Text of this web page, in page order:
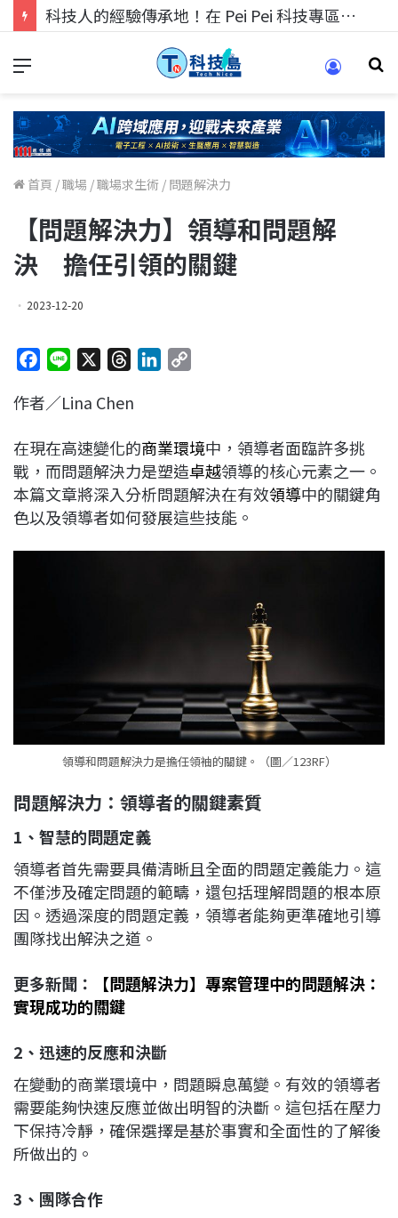
科技人的經驗傳承地！在 Pei Pei 科技專區，與學弟妹交流最硬核的技術
首頁 /職場 /職場求生術 / 問題解決力
【問題解決力】領導和問題解
決 擔任引領的關鍵
2023-12-20
c
b
o
o
k
n
r
a
d
s
e
d
I
n
L
i
n
k
作者／Lina Chen
在現在高速變化的商業環境中，領導者面臨許多挑
戰，而問題解決力是塑造卓越領導的核心元素之一。
本篇文章將深入分析問題解決在有效領導中的關鍵角
色以及領導者如何發展這些技能。
領導和問題解決力是擔任領袖的關鍵。（圖／123RF）
問題解決力：領導者的關鍵素質
1、智慧的問題定義
領導者首先需要具備清晰且全面的問題定義能力。這
不僅涉及確定問題的範疇，還包括理解問題的根本原
因。透過深度的問題定義，領導者能夠更準確地引導
團隊找出解決之道。
更多新聞：
【問題解決力】專案管理中的問題解決：
實現成功的關鍵
2、迅速的反應和決斷
在變動的商業環境中，問題瞬息萬變。有效的領導者
需要能夠快速反應並做出明智的決斷。這包括在壓力
下保持冷靜，確保選擇是基於事實和全面性的了解後
所做出的。
3、團隊合作